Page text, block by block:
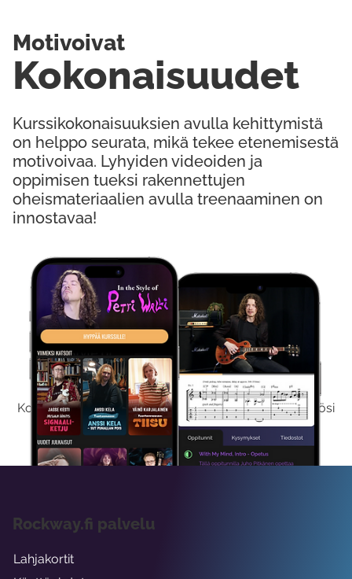
Kokeile Ilmaiseksi
Kokeilemalla ilmaiseksi saat koko sisältömme käyttöösi
viikon ajaksi.
Kurssikokonaisuuksien avulla kehittymistä
on helppo seurata, mikä tekee etenemisestä
motivoivaa. Lyhyiden videoiden ja
oppimisen tueksi rakennettujen
oheismateriaalien avulla treenaaminen on
innostavaa!
Kokonaisuudet
Motivoivat
Rockway.fi palvelu
Lahjakortit